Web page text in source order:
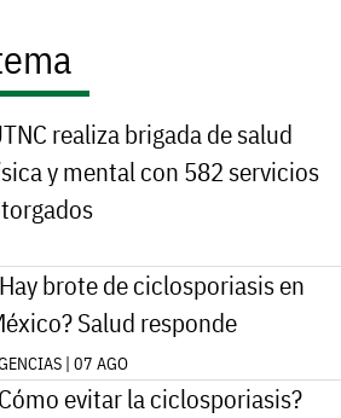
realiza brigada de salud
y mental con 582 servicios
brote de ciclosporiasis en
Salud responde
| 07 AGO
evitar la ciclosporiasis?